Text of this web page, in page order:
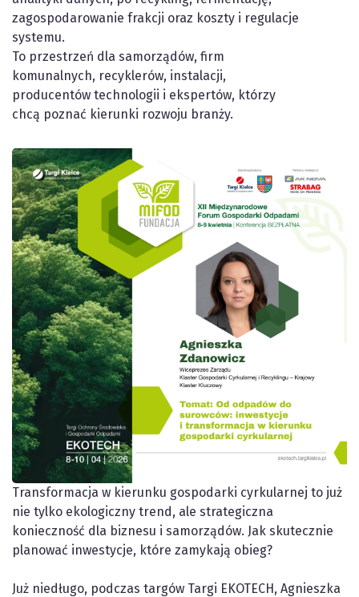
zagospodarowanie frakcji oraz koszty i regulacje
systemu.
To przestrzeń dla samorządów, firm
komunalnych, recyklerów, instalacji,
producentów technologii i ekspertów, którzy
chcą poznać kierunki rozwoju branży.
Transformacja w kierunku gospodarki cyrkularnej to już
nie tylko ekologiczny trend, ale strategiczna
konieczność dla biznesu i samorządów. Jak skutecznie
planować inwestycje, które zamykają obieg?
Już niedługo, podczas targów Targi EKOTECH, Agnieszka